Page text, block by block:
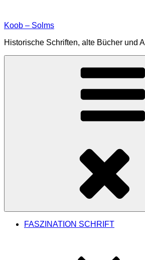
springen
Koob – Solms
Historische Schriften, alte Bücher und
FASZINATION SCHRIFT